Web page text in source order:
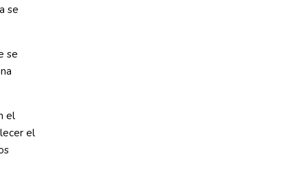
se
se
el
el